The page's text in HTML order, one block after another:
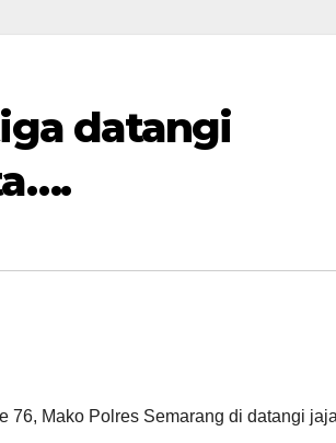
datangi
76, Mako Polres Semarang di datangi